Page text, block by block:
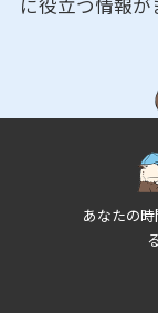
に役立つ情報が
あなたの